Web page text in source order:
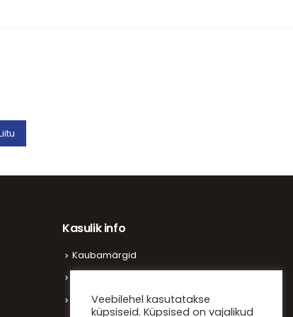
Kasulik info
Kaubamärgid
MeistVeebilehel kasutatakse
küpsiseid. Küpsised on vajalikud